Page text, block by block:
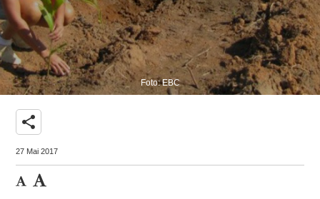
Foto: EBC
share
27 Mai 2017